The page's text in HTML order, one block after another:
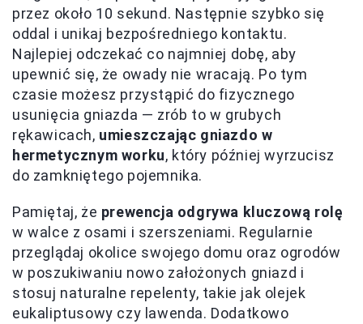
przez około 10 sekund. Następnie szybko się
oddal i unikaj bezpośredniego kontaktu.
Najlepiej odczekać co najmniej dobę, aby
upewnić się, że owady nie wracają. Po tym
czasie możesz przystąpić do fizycznego
usunięcia gniazda — zrób to w grubych
rękawicach, umieszczając gniazdo w
hermetycznym worku, który później wyrzucisz
do zamkniętego pojemnika.
Pamiętaj, że prewencja odgrywa kluczową rolę
w walce z osami i szerszeniami. Regularnie
przeglądaj okolice swojego domu oraz ogrodów
w poszukiwaniu nowo założonych gniazd i
stosuj naturalne repelenty, takie jak olejek
eukaliptusowy czy lawenda. Dodatkowo